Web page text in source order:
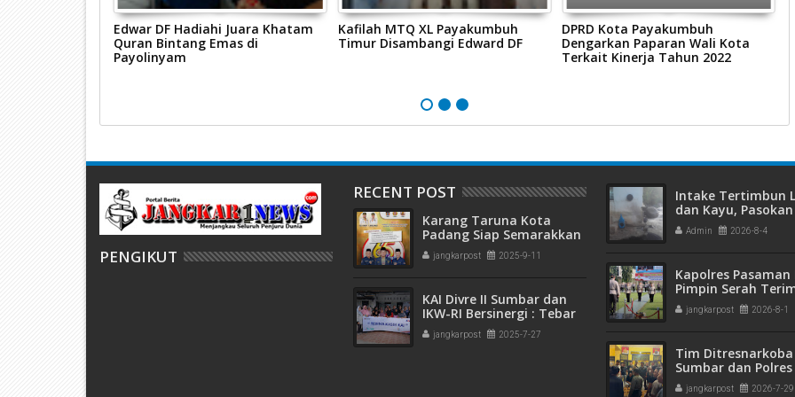
Edwar DF Hadiahi Juara Khatam
Quran Bintang Emas di
Payolinyam
Kafilah MTQ XL Payakumbuh
Timur Disambangi Edward DF
DPRD Kota Payakumbuh
Dengarkan Paparan Wali Kota
Terkait Kinerja Tahun 2022
PENGIKUT
RECENT POST
Karang Taruna Kota
Padang Siap Semarakkan
HUT ke-65 : Dari
Lapangan Hijau hingga
jangkarpost 2025-9-11
KAI Divre II Sumbar dan
IKW-RI Bersinergi : Tebar
Kepedulian Sosial Untuk
Panti Asuhan
jangkarpost 2025-7-27
Intake Tertimbun
dan Kayu,
Bersih di Kota
Terganggu
Admin 2026-8-4
Kapolres
Pimpin Serah
Jabatan PJU Polres
Kapolsek Sungai
jangkarpost 2026-8-1
Tim Ditresnarkoba
Sumbar dan
Gagalkan Peredaran
jangkarpost 2026-7-29